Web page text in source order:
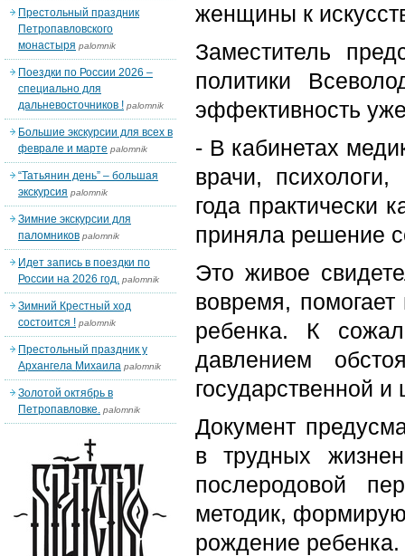
женщины к
Заместитель
политики
эффективность
- В кабинетах
врачи,
года практически
приняла решение
Это живое
вовремя,
ребенка. К
давлением
государственной
Документ
в трудных
послеродовой
методик,
рождение ребенка.
Престольный праздник
Петропавловского
монастыря palomnik
Поездки по России 2026 –
специально для
дальневосточников ! palomnik
Большие экскурсии для всех в
феврале и марте palomnik
“Татьянин день” – большая
экскурсия palomnik
Зимние экскурсии для
паломников palomnik
Идет запись в поездки по
России на 2026 год. palomnik
Зимний Крестный ход
состоится ! palomnik
Престольный праздник у
Архангела Михаила palomnik
Золотой октябрь в
Петропавловке. palomnik